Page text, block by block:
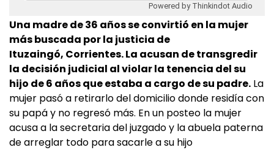
Powered by Thinkindot Audio
Una madre de 36 años se convirtió en la mujer
más buscada por la justicia de
Ituzaingó, Corrientes. La acusan de transgredir
la decisión judicial al violar la tenencia del su
hijo de 6 años que estaba a cargo de su padre. La
mujer pasó a retirarlo del domicilio donde residía con
su papá y no regresó más. En un posteo la mujer
acusa a la secretaria del juzgado y la abuela paterna
de arreglar todo para sacarle a su hijo